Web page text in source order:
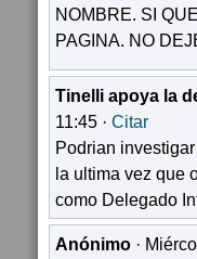
NOMBRE. SI
PAGINA. NO
Tinelli apoya la
11:45 · Citar
Podrian
la ultima vez que
como Delegado
Anónimo ·